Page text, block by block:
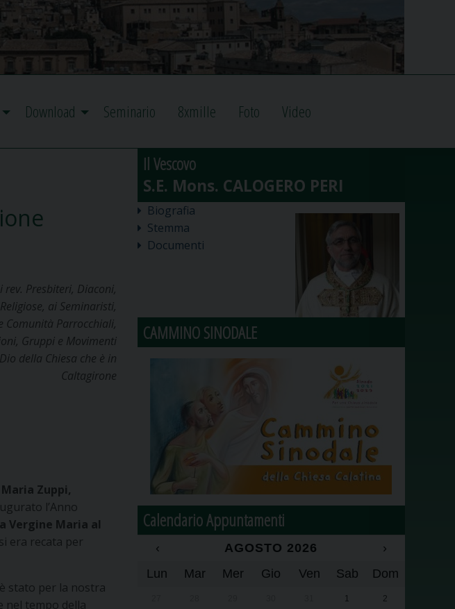
Download Seminario 8xmille Foto Video
rev. Presbiteri, Diaconi,
ai Seminaristi,
Comunità Parrocchiali,
Gruppi e Movimenti
della Chiesa che è in
Caltagirone
Zuppi,
l’Anno
Vergine Maria al
era recata per
stato per la nostra
nel tempo della
Il Vescovo
Biografia
Stemma
Documenti
CAMMINO SINODALE
Calendario Appuntamenti
‹ AGOSTO 2026
›
Lun
Mar Mer Gio Ven Sab Dom
1 2